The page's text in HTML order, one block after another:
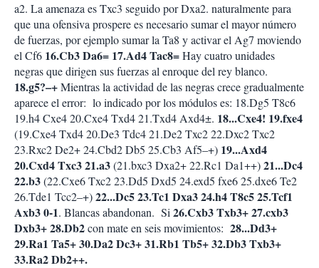
a2. La amenaza es Txc3 seguido por Dxa2. naturalmente para
que una ofensiva prospere es necesario sumar el mayor número
de fuerzas, por ejemplo sumar la Ta8 y activar el Ag7 moviendo
el Cf6 16.Cb3 Da6= 17.Ad4 Tac8=Hay cuatro unidades
negras que dirigen sus fuerzas al enroque del rey blanco.
18.g5?–+Mientras la actividad de las negras crece gradualmente
aparece el error: lo indicado por los módulos es: 18.Dg5 T8c6
19.h4 Cxe4 20.Cxe4 Txd4 21.Txd4 Axd4±. 18...Cxe4! 19.fxe4
(19.Cxe4 Txd4 20.De3 Tdc4 21.De2 Txc2 22.Dxc2 Txc2
23.Rxc2 De2+ 24.Cbd2 Db5 25.Cb3 Af5–+) 19...Axd4
20.Cxd4 Txc3 21.a3(21.bxc3 Dxa2+ 22.Rc1 Da1++)21...Dc4
22.b3(22.Cxe6 Txc2 23.Dd5 Dxd5 24.exd5 fxe6 25.dxe6 Te2
26.Tde1 Tcc2–+)22...Dc5 23.Tc1 Dxa3 24.h4 T8c5 25.Tcf1
Axb3 0-1. Blancas abandonan. Si 26.Cxb3 Txb3+ 27.cxb3
Dxb3+ 28.Db2con mate en seis movimientos: 28...Dd3+
29.Ra1 Ta5+ 30.Da2 Dc3+ 31.Rb1 Tb5+ 32.Db3 Txb3+
33.Ra2 Db2++.